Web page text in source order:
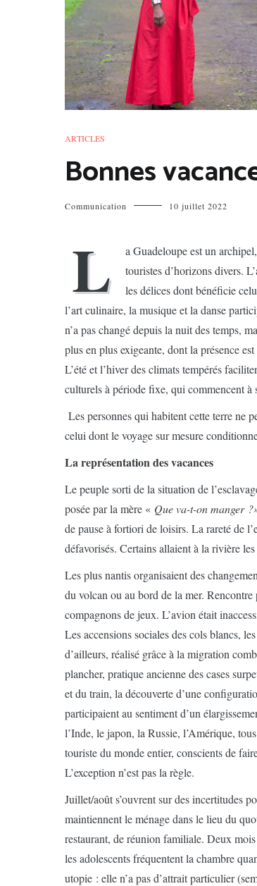
ARTICLES
Bonnes
Communication 10 juillet 2022
L
a Guadeloupe est un
touristes d’horizons divers.
les délices dont bénéficie
l’art culinaire, la musique et la danse
n’a pas changé depuis la nuit des temps,
plus en plus exigeante, dont la présence
L’été et l’hiver des climats tempérés
culturels à période fixe, qui commencent à
Les personnes qui habitent cette terre ne
celui dont le voyage sur mesure
La représentation des vacances
Le peuple sorti de la situation de
posée par la mère « Que va-t-on manger
de pause à fortiori de loisirs. La rareté de
défavorisés. Certains allaient à la rivière
Les plus nantis organisaient des
du volcan ou au bord de la mer.
compagnons de jeux. L’avion était
Les accensions sociales des cols blancs,
d’ailleurs, réalisé grâce à la migration
plancher, pratique ancienne des cases
et du train, la découverte d’une
participaient au sentiment d’un
l’Inde, le japon, la Russie, l’Amérique,
touriste du monde entier, conscients de
L’exception n’est pas la règle.
Juillet/août s’ouvrent sur des incertitudes
maintiennent le ménage dans le lieu du
restaurant, de réunion familiale. Deux
les adolescents fréquentent la chambre
utopie : elle n’a pas d’attrait particulier